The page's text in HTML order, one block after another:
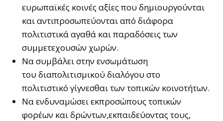
ευρωπαϊκές κοινές αξίες που δημιουργούνται
και αντιπροσωπεύονται από διάφορα
πολιτιστικά αγαθά και παραδόσεις των
συμμετεχουσών χωρών.
Να συμβάλει στην ενσωμάτωση
του διαπολιτισμικού διαλόγου στο
πολιτιστικό γίγνεσθαι των τοπικών κοινοτήτων.
Να ενδυναμώσει εκπροσώπους τοπικών
φορέων και δρώντων,εκπαιδεύοντας τους,